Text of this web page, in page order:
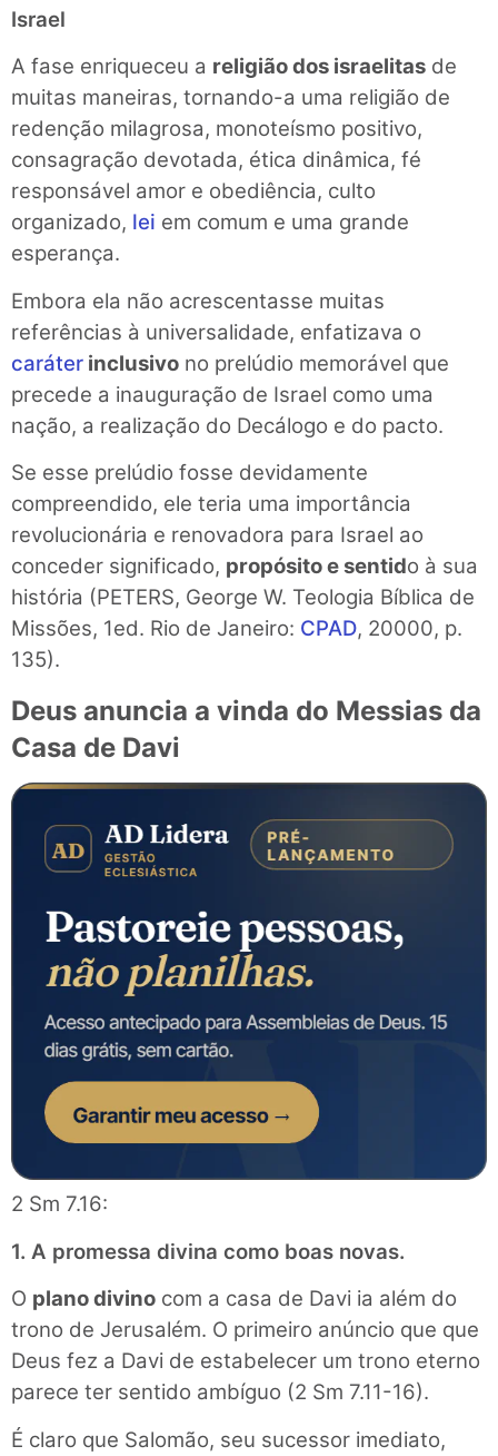
Israel
A fase enriqueceu a religião dos israelitas de
muitas maneiras, tornando-a uma religião de
redenção milagrosa, monoteísmo positivo,
consagração de­votada, ética dinâmica, fé
responsável amor e obediência, culto
organizado, lei em comum e uma grande
esperança.
Embora ela não acrescentasse muitas
referências à universalidade, enfatizava o
caráter inclusivo no prelúdio memorável que
precede a inauguração de Israel como uma
nação, a realização do Decálogo e do pacto.
Se esse prelúdio fosse devidamente
compreendido, ele teria uma importância
revolucionária e renovadora para Israel ao
conceder significado, propósito e sentido à sua
história (PETERS, George W. Teologia Bíblica de
Missões, 1ed. Rio de Janeiro: CPAD, 20000, p.
135).
Deus anuncia a vinda do Messias da
Casa de Davi
2 Sm 7.16:
1. A promessa divina como boas novas.
O plano divino com a casa de Davi ia além do
trono de Jerusalém. O primeiro anúncio que que
Deus fez a Davi de estabelecer um trono eterno
parece ter sentido ambíguo (2 Sm 7.11-16).
É claro que Salomão, seu sucessor imediato,